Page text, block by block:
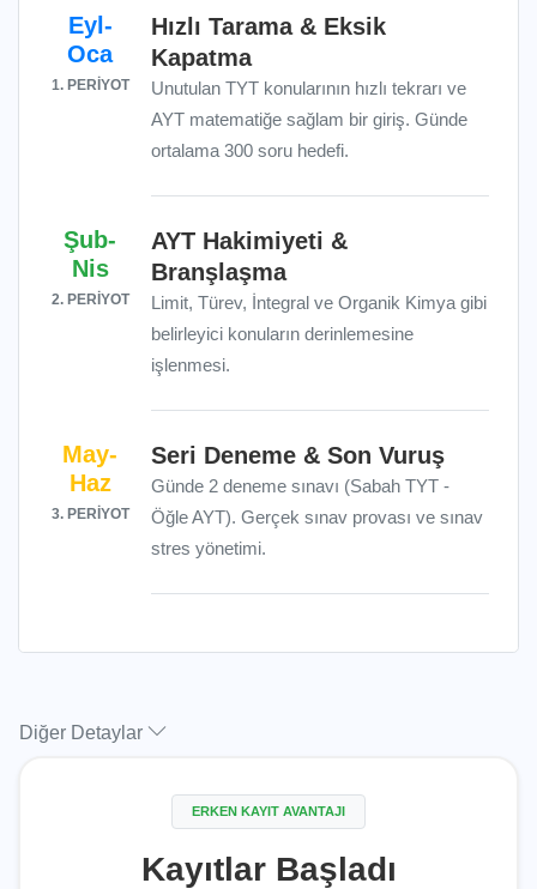
Eyl-
Oca
1. PERİYOT
Hızlı Tarama & Eksik
Kapatma
Unutulan TYT konularının hızlı tekrarı ve
AYT matematiğe sağlam bir giriş. Günde
ortalama 300 soru hedefi.
Şub-
Nis
2. PERİYOT
AYT Hakimiyeti &
Branşlaşma
Limit, Türev, İntegral ve Organik Kimya gibi
belirleyici konuların derinlemesine
işlenmesi.
May-
Haz
3. PERİYOT
Seri Deneme & Son Vuruş
Günde 2 deneme sınavı (Sabah TYT -
Öğle AYT). Gerçek sınav provası ve sınav
stres yönetimi.
Diğer Detaylar
ERKEN KAYIT AVANTAJI
Kayıtlar Başladı